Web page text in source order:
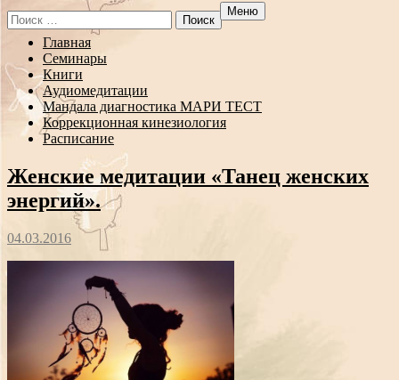
Search
for:
Меню
Перейти
содержанию
Главная
Семинары
Книги
Аудиомедитации
Мандала диагностика МАРИ ТЕСТ
Коррекционная кинезиология
Расписание
Женские медитации «Танец женских
энергий».
04.03.2016